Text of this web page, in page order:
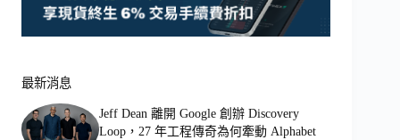
最新消息
Jeff Dean 離開 Google 創辦 Discovery
Loop，27 年工程傳奇為何牽動 Alphabet